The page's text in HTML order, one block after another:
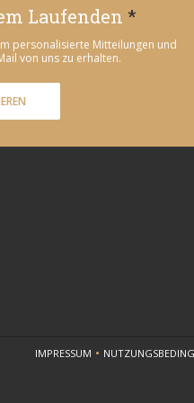
Laufenden *
personalisierte Mitteilungen und
von uns zu erhalten.
Fenster))
IMPRESSUM((ÖFFNET EIN NEUES